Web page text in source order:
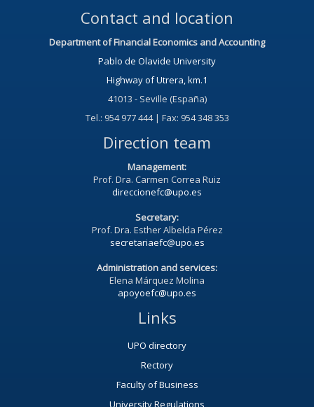
Contact and location
Department of Financial Economics and Accounting
Pablo de Olavide University
Highway of Utrera, km.1
41013 - Seville (España)
Tel.: 954 977 444 | Fax: 954 348 353
Direction team
Management:
Prof. Dra. Carmen Correa Ruiz
direccionefc@upo.es
Secretary:
Prof. Dra. Esther Albelda Pérez
secretariaefc@upo.es
Administration and services:
Elena Márquez Molina
apoyoefc@upo.es
Links
UPO directory
Rectory
Faculty of Business
University Regulations